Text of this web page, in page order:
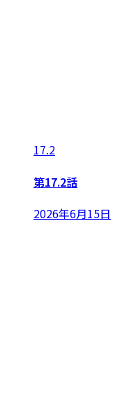
17.2
第17.2話
2026年6月15日